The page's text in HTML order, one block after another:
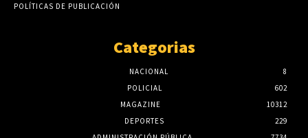
POLÍTICAS DE PUBLICACIÓN
Categorias
NACIONAL
8
POLICIAL
602
MAGAZINE
10312
DEPORTES
229